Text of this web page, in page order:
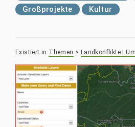
Großprojekte
Kultur
Existiert in Themen > Landkonflikte |